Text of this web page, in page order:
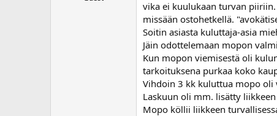
vika ei kuulukaan turvan
missään ostohetkellä.
Soitin asiasta kuluttaja-asia
Jäin odottelemaan mopon
Kun mopon viemisestä oli
tarkoituksena purkaa koko
Vihdoin 3 kk kuluttua mopo oli
Laskuun oli mm. lisätty
Mopo köllii liikkeen